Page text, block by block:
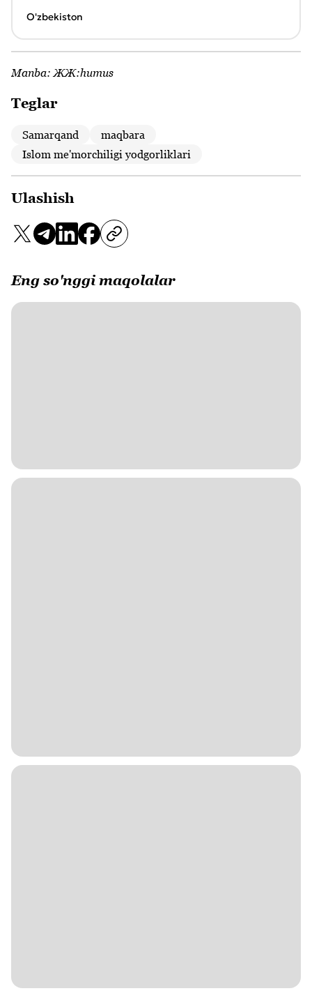
O'zbekiston
Manba: ЖЖ:humus
Teglar
Samarqand
maqbara
Islom me'morchiligi yodgorliklari
Ulashish
Eng so'nggi maqolalar